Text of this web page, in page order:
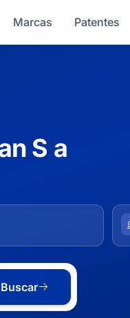
Marcas Patentes
S a
Buscar